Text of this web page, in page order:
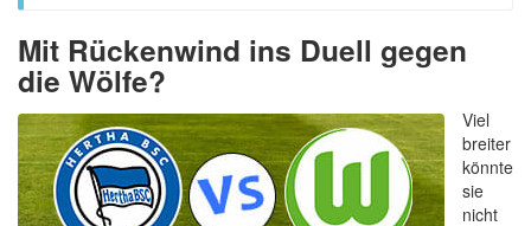
Mit Rückenwind ins Duell gegen
die Wölfe?
Viel
breiter
könnte
sie
nicht